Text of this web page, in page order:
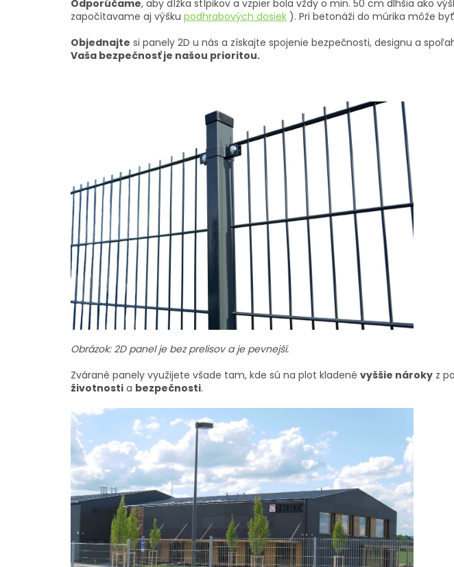
Odporúčame, aby dĺžka stĺpikov a vzpier bola vždy o min. 50 cm dlhšia ako
započítavame aj výšku podhrabových dosiek ). Pri betonáži do múrika môže
Objednajte si panely 2D u nás a získajte spojenie bezpečnosti, designu a
Vaša bezpečnosť je našou prioritou.
Obrázok: 2D panel je bez prelisov a je pevnejší.
Zvárané panely využijete všade tam, kde sú na plot kladené vyššie nároky z
životnosti a bezpečnosti.